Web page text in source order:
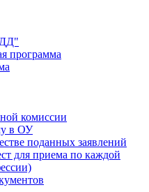
программа
комиссии
в ОУ
поданных заявлений
для приема по каждой